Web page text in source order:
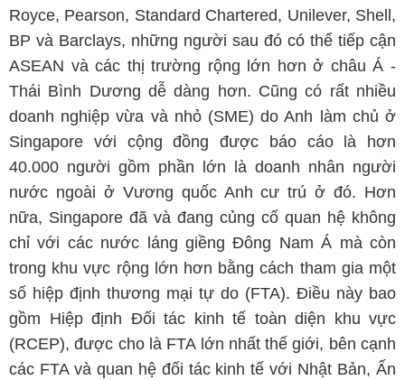
Royce, Pearson, Standard Chartered, Unilever, Shell,
BP và Barclays, những người sau đó có thể tiếp cận
ASEAN và các thị trường rộng lớn hơn ở châu Á -
Thái Bình Dương dễ dàng hơn. Cũng có rất nhiều
doanh nghiệp vừa và nhỏ (SME) do Anh làm chủ ở
Singapore với cộng đồng được báo cáo là hơn
40.000 người gồm phần lớn là doanh nhân người
nước ngoài ở Vương quốc Anh cư trú ở đó. Hơn
nữa, Singapore đã và đang củng cố quan hệ không
chỉ với các nước láng giềng Đông Nam Á mà còn
trong khu vực rộng lớn hơn bằng cách tham gia một
số hiệp định thương mại tự do (FTA). Điều này bao
gồm Hiệp định Đối tác kinh tế toàn diện khu vực
(RCEP), được cho là FTA lớn nhất thế giới, bên cạnh
các FTA và quan hệ đối tác kinh tế với Nhật Bản, Ấn